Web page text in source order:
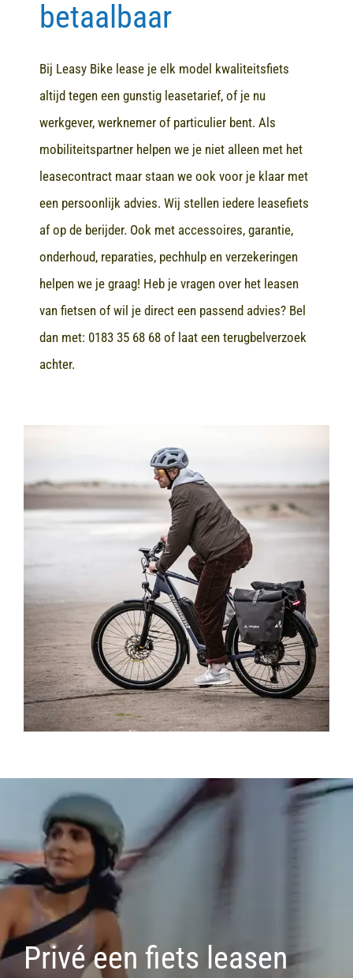
betaalbaar
Bij Leasy Bike lease je elk model kwaliteitsfiets
altijd tegen een gunstig leasetarief, of je nu
werkgever, werknemer of particulier bent. Als
mobiliteitspartner helpen we je niet alleen met het
leasecontract maar staan we ook voor je klaar met
een persoonlijk advies. Wij stellen iedere leasefiets
af op de berijder. Ook met accessoires, garantie,
onderhoud, reparaties, pechhulp en verzekeringen
helpen we je graag! Heb je vragen over het leasen
van fietsen of wil je direct een passend advies? Bel
dan met: 0183 35 68 68of laat een terugbelverzoek
achter.
Privé een fiets leasen